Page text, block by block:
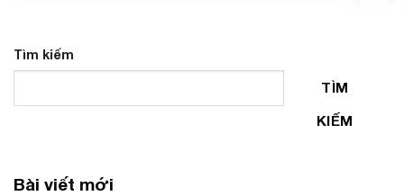
Tìm kiếm
TÌM
KIẾM
Bài viết mới